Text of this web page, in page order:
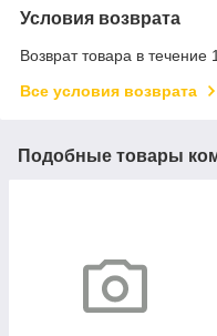
Условия возврата
Возврат товара в течение
Все условия возврата
Подобные товары